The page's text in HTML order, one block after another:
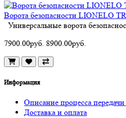
Ворота безопасности LIONELO
Универсальные ворота
7900.00руб. 8900.00руб.
Информация
Описание процесса
Доставка и оплата